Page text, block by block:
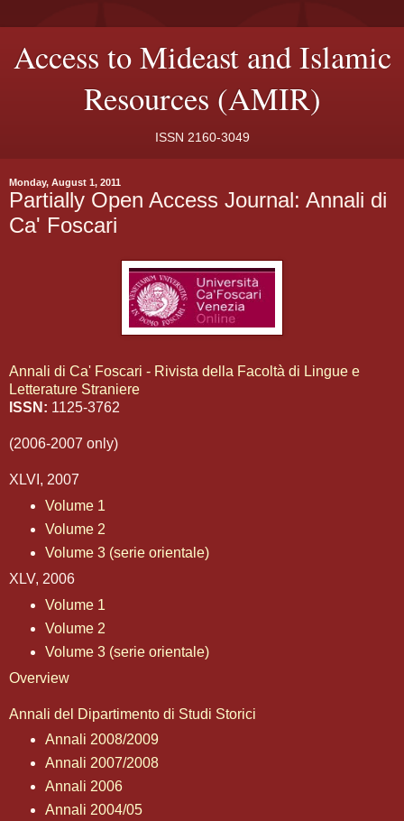
Access to Mideast and Islamic
Resources (AMIR)
ISSN 2160-3049
Monday, August 1, 2011
Partially Open Access Journal: Annali di
Ca' Foscari
Annali di Ca' Foscari - Rivista della Facoltà di Lingue e
Letterature Straniere
ISSN: 1125-3762
(2006-2007 only)
XLVI, 2007
Volume 1
Volume 2
Volume 3 (serie orientale)
XLV, 2006
Volume 1
Volume 2
Volume 3 (serie orientale)
Overview
Annali del Dipartimento di Studi Storici
Annali 2008/2009
Annali 2007/2008
Annali 2006
Annali 2004/05